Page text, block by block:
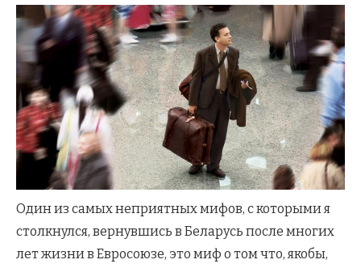
Один из самых неприятных мифов, с которыми я
столкнулся, вернувшись в Беларусь после многих
лет жизни в Евросоюзе, это миф о том что, якобы,